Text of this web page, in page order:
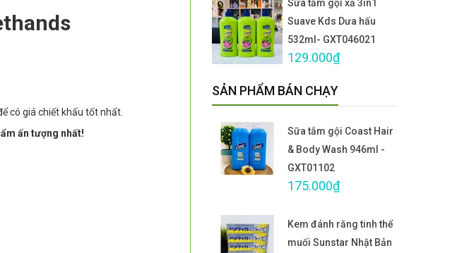
có giá chiết khấu tốt nhất.
ấn tượng nhất!
Sữa tắm gội xả 3in1
Suave Kds Dưa hấu
532ml- GXT046021
129.000₫
SẢN PHẨM BÁN CHẠY
Sữa tắm gội Coast Hair
& Body Wash 946ml -
GXT01102
175.000₫
Kem đánh răng tinh thể
muối Sunstar Nhật Bản